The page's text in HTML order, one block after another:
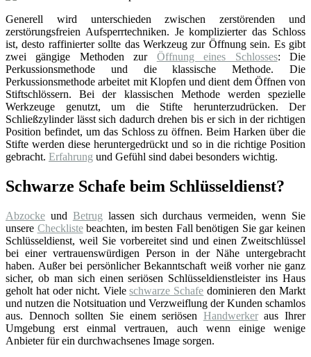
Generell wird unterschieden zwischen zerstörenden und
zerstörungsfreien Aufsperrtechniken. Je komplizierter das Schloss
ist, desto raffinierter sollte das Werkzeug zur Öffnung sein. Es gibt
zwei gängige Methoden zur Öffnung eines Schlosses: Die
Perkussionsmethode und die klassische Methode. Die
Perkussionsmethode arbeitet mit Klopfen und dient dem Öffnen von
Stiftschlössern. Bei der klassischen Methode werden spezielle
Werkzeuge genutzt, um die Stifte herunterzudrücken. Der
Schließzylinder lässt sich dadurch drehen bis er sich in der richtigen
Position befindet, um das Schloss zu öffnen. Beim Harken über die
Stifte werden diese heruntergedrückt und so in die richtige Position
gebracht. Erfahrung und Gefühl sind dabei besonders wichtig.
Schwarze Schafe beim Schlüsseldienst?
Abzocke und Betrug lassen sich durchaus vermeiden, wenn Sie
unsere Checklistebeachten, im besten Fall benötigen Sie gar keinen
Schlüsseldienst, weil Sie vorbereitet sind und einen Zweitschlüssel
bei einer vertrauenswürdigen Person in der Nähe untergebracht
haben. Außer bei persönlicher Bekanntschaft weiß vorher nie ganz
sicher, ob man sich einen seriösen Schlüsseldienstleister ins Haus
geholt hat oder nicht. Vieleschwarze Schafe dominieren den Markt
und nutzen die Notsituation und Verzweiflung der Kunden schamlos
aus. Dennoch sollten Sie einem seriösen Handwerkeraus Ihrer
Umgebung erst einmal vertrauen, auch wenn einige wenige
Anbieter für ein durchwachsenes Image sorgen.